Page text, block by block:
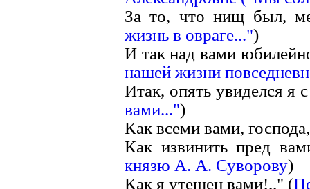
За то, что нищ был,
жизнь в овраге...")
И так над вами
нашей жизни
Итак, опять увиделся я
вами...")
Как всеми вами,
Как извинить пред
князю А. А. Суворову)
Как я утешен вами!.." (